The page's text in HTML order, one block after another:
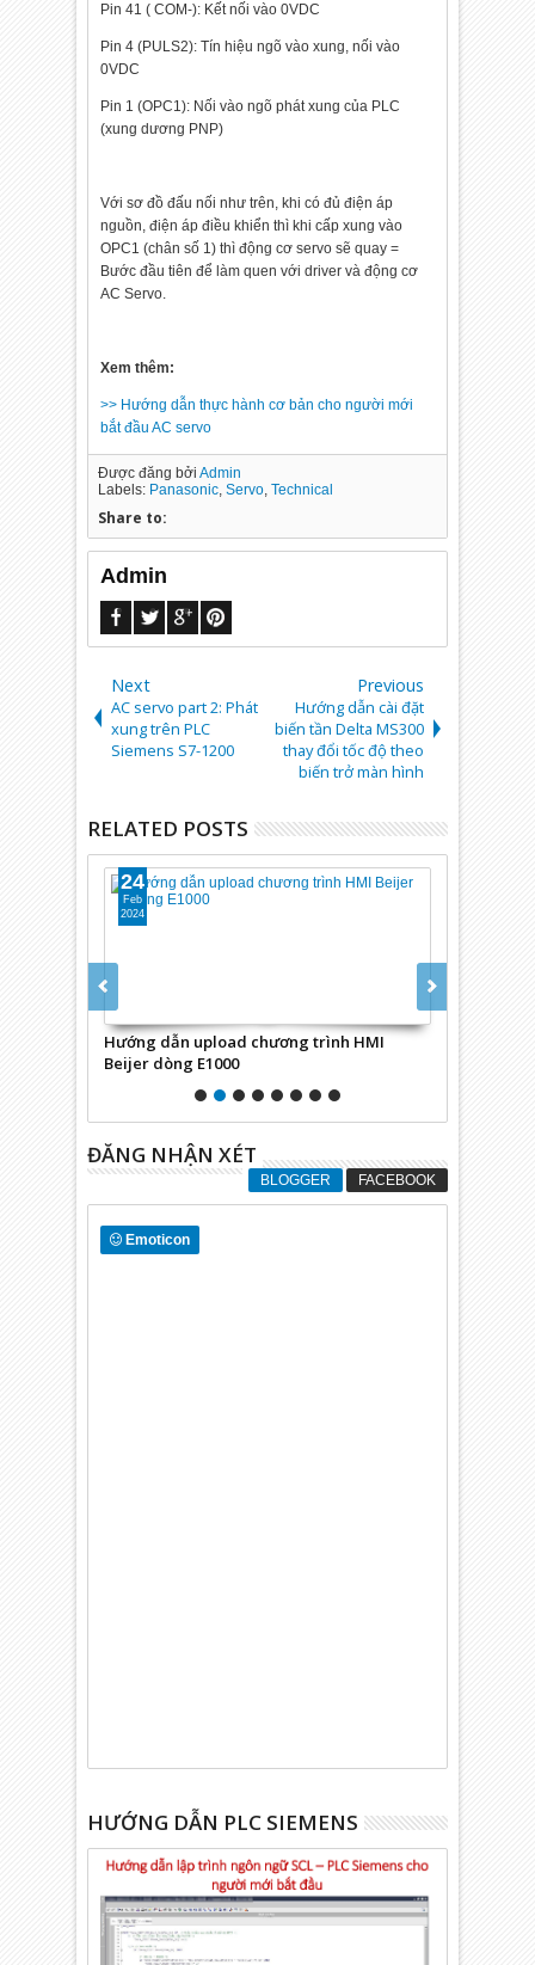
Pin 41 ( COM-): Kết nối vào 0VDC
Pin 4 (PULS2): Tín hiệu ngõ vào xung, nối vào
0VDC
Pin 1 (OPC1): Nối vào ngõ phát xung của PLC
(xung dương PNP)
Với sơ đồ đấu nối như trên, khi có đủ điện áp
nguồn, điện áp điều khiển thì khi cấp xung vào
OPC1 (chân số 1) thì động cơ servo sẽ quay =
Bước đầu tiên để làm quen với driver và động cơ
AC Servo.
Xem thêm:
>> Hướng dẫn thực hành cơ bản cho người mới
bắt đầu AC servo
Được đăng bởiAdmin
Labels: Panasonic,Servo,Technical
Share to:
Admin
Next
AC servo part 2: Phát
xung trên PLC
Siemens S7-1200
Previous
Hướng dẫn cài đặt
biến tần Delta MS300
thay đổi tốc độ theo
biến trở màn hình
RELATED POSTS
Hướng dẫn upload chương trình HMI
Beijer dòng E1000
24
Feb
2024
ĐĂNG NHẬN XÉT
BLOGGER FACEBOOK
Emoticon
HƯỚNG DẪN PLC SIEMENS